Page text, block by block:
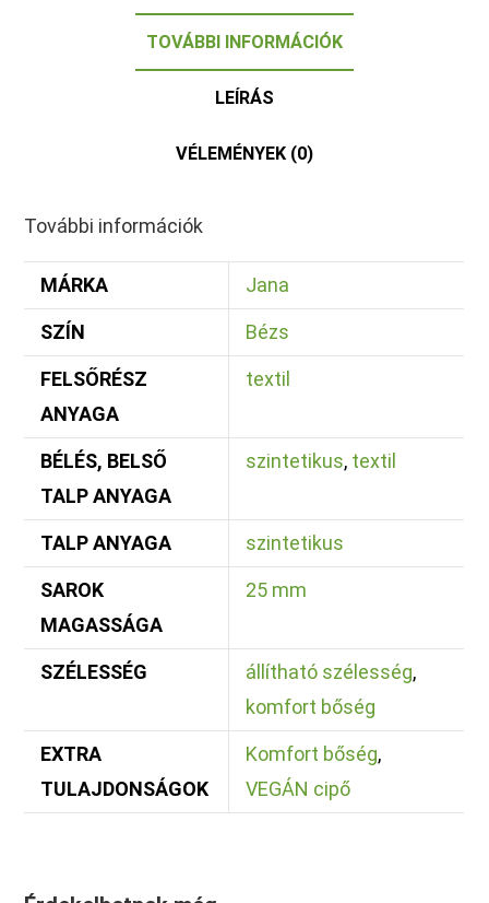
TOVÁBBI INFORMÁCIÓK
LEÍRÁS
VÉLEMÉNYEK (0)
További információk
MÁRKA Jana
SZÍN Bézs
FELSŐRÉSZ
ANYAGA
textil
BÉLÉS, BELSŐ
TALP ANYAGA
szintetikus, textil
TALP ANYAGA szintetikus
SAROK
MAGASSÁGA
25 mm
SZÉLESSÉG állítható szélesség,
komfort bőség
EXTRA
TULAJDONSÁGOK
Komfort bőség,
VEGÁN cipő